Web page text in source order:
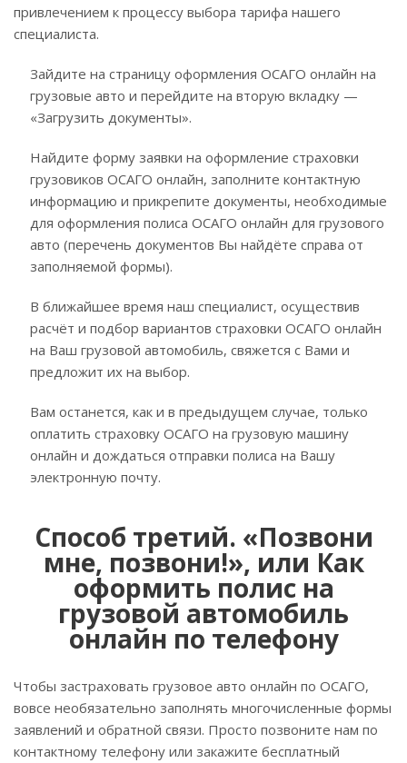
привлечением к процессу выбора тарифа нашего
специалиста.
Зайдите на страницу оформления ОСАГО онлайн на
грузовые авто и перейдите на вторую вкладку —
«Загрузить документы».
Найдите форму заявки на оформление страховки
грузовиков ОСАГО онлайн, заполните контактную
информацию и прикрепите документы, необходимые
для оформления полиса ОСАГО онлайн для грузового
авто (перечень документов Вы найдёте справа от
заполняемой формы).
В ближайшее время наш специалист, осуществив
расчёт и подбор вариантов страховки ОСАГО онлайн
на Ваш грузовой автомобиль, свяжется с Вами и
предложит их на выбор.
Вам останется, как и в предыдущем случае, только
оплатить страховку ОСАГО на грузовую машину
онлайн и дождаться отправки полиса на Вашу
электронную почту.
Способ третий. «Позвони
мне, позвони!», или Как
оформить полис на
грузовой автомобиль
онлайн по телефону
Чтобы застраховать грузовое авто онлайн по ОСАГО,
вовсе необязательно заполнять многочисленные формы
заявлений и обратной связи. Просто позвоните нам по
контактному телефону или закажите бесплатный